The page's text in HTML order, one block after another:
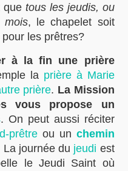
que tous les jeudis, ou
, le chapelet soit
les prêtres?
à la fin une prière
la prière à Marie
prière. La Mission
vous propose un
. On peut aussi réciter
prêtreou un chemin
La journée du jeudi est
le Jeudi Saint où